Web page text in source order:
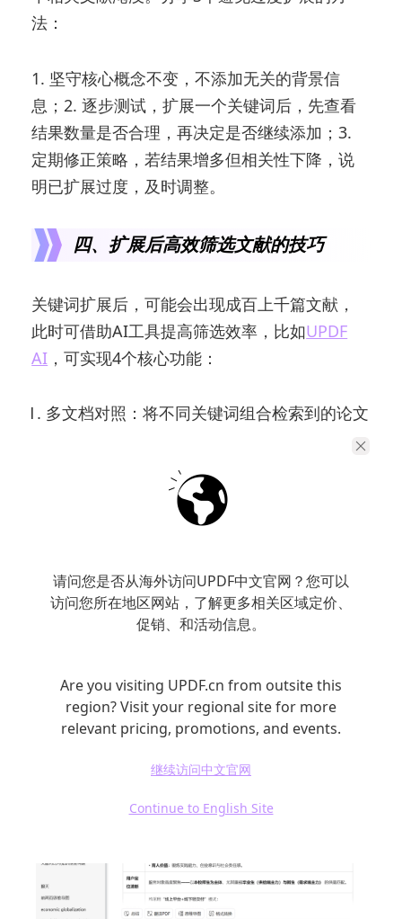
请问您是否从海外访问UPDF中文官网？您可以
访问您所在地区网站，了解更多相关区域定价、
促销、和活动信息。
Are you visiting UPDF.cn from outsite this
region? Visit your regional site for more
relevant pricing, promotions, and events.
继续访问中文官网
Continue to English Site
法：
1. 坚守核心概念不变，不添加无关的背景信
息；2. 逐步测试，扩展一个关键词后，先查看
结果数量是否合理，再决定是否继续添加；3.
定期修正策略，若结果增多但相关性下降，说
明已扩展过度，及时调整。
四、扩展后高效筛选文献的技巧
关键词扩展后，可能会出现成百上千篇文献，
此时可借助AI工具提高筛选效率，比如UPDF
AI ，可实现4个核心功能：
多文档对照：将不同关键词组合检索到的论文
全文搜索：定位术语在论文中的所有出现位
置，判断作者的使用语境；
AI解释/问答：针对不同文献中同一概念的不
同表述，直接提问AI，快速理清术语间的关